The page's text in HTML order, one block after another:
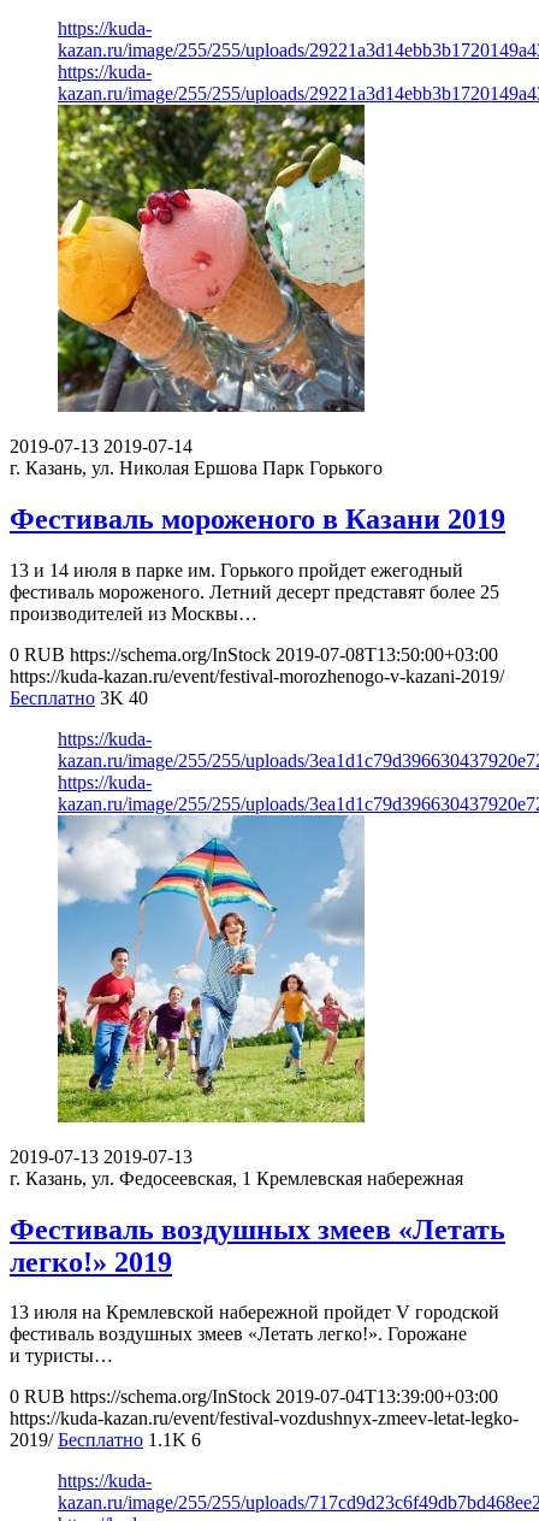
https://kuda-
kazan.ru/image/255/255/uploads/
https://kuda-
kazan.ru/image/255/255/uploads/
2019-07-13 2019-07-14
г. Казань, ул. Николая Ершова Парк Горького
Фестиваль мороженого в Казани 2019
13 и 14 июля в парке им. Горького пройдет ежегодный
фестиваль мороженого. Летний десерт представят более 25
производителей из Москвы…
0 RUB https://schema.org/InStock 2019-07-08T13:50:00+03:00
https://kuda-kazan.ru/event/festival-morozhenogo-v-kazani-2019/
Бесплатно 3K 40
https://kuda-
kazan.ru/image/255/255/uploads/
https://kuda-
kazan.ru/image/255/255/uploads/
2019-07-13 2019-07-13
г. Казань, ул. Федосеевская, 1 Кремлевская набережная
Фестиваль воздушных змеев «Летать
легко!» 2019
13 июля на Кремлевской набережной пройдет V городской
фестиваль воздушных змеев «Летать легко!». Горожане
и туристы…
0 RUB https://schema.org/InStock 2019-07-04T13:39:00+03:00
https://kuda-kazan.ru/event/festival-vozdushnyx-zmeev-letat-legko-
2019/ Бесплатно 1.1K 6
https://kuda-
kazan.ru/image/255/255/uploads/